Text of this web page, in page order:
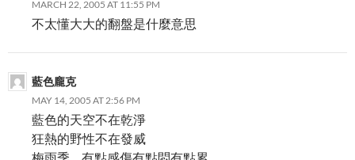
MARCH 22, 2005 AT 11:55 PM
不太懂大大的翻盤是什麼意思
藍色龐克
MAY 14, 2005 AT 2:56 PM
藍色的天空不在乾淨
狂熱的野性不在發威